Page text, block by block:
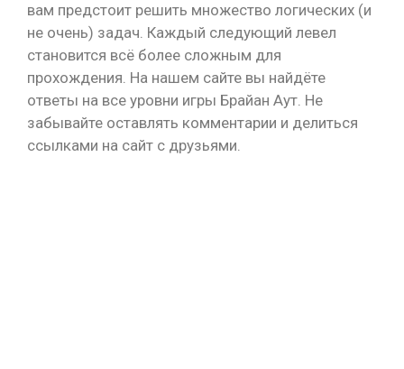
вам предстоит решить множество логических (и
не очень) задач. Каждый следующий левел
становится всё более сложным для
прохождения. На нашем сайте вы найдёте
ответы на все уровни игры Брайан Аут. Не
забывайте оставлять комментарии и делиться
ссылками на сайт с друзьями.